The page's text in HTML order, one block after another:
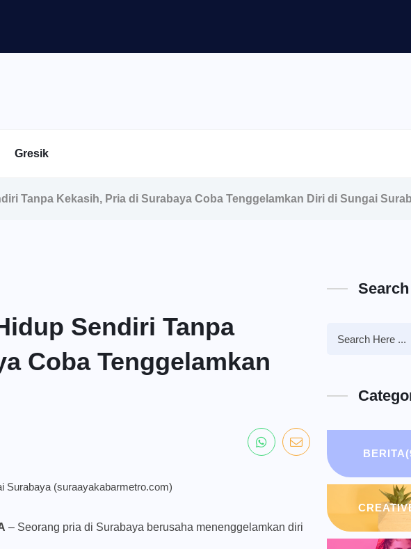
Gresik
Tanpa Kekasih, Pria di Surabaya Coba Tenggelamkan Diri di Sungai
Sendiri Tanpa
Coba Tenggelamkan
– Seorang pria di Surabaya berusaha menenggelamkan diri
Search
BERITA